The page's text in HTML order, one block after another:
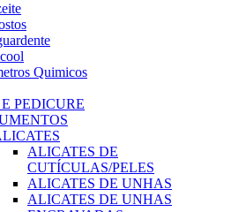
Quimicos
PEDICURE
ALICATES DE
CUTÍCULAS/PELES
ALICATES DE UNHAS
ALICATES DE UNHAS